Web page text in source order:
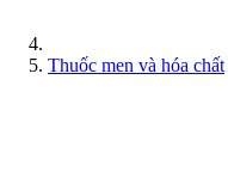
Thuốc men và hóa chất